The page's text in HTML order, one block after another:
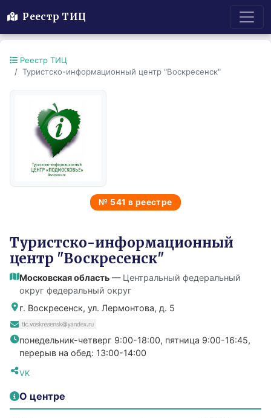
Реестр ТИЦ
Реестр ТИЦ
Туристско-информационный центр "Воскресенск"
№ 541 в реестре
Туристско-информационный
центр "Воскресенск"
Московская область — Центральный федеральный
округ федеральный округ
г. Воскресенск, ул. Лермонтова, д. 5
понедельник-четверг 9:00-18:00, пятница 9:00-16:45,
перерыв на обед: 13:00-14:00
VK
О центре